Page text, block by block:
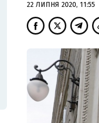
22 ЛИПНЯ 2020, 11:55